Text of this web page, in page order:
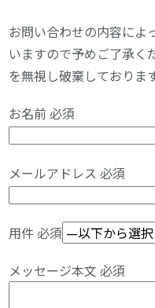
お問い合わせの内容によ
いますので予めご了承く
を無視し破棄しております
お名前必須
メールアドレス必須
用件必須
メッセージ本文必須